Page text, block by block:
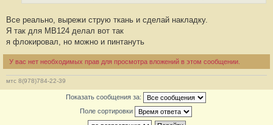
и
#
2
0
Все реально, вырежи струю ткань и сделай накладку.
Я так для MB124 делал вот так
я флокировал, но можно и пинтануть
У вас нет необходимых прав для просмотра вложений в этом сообщении.
мтс 8(978)784-22-39
Показать сообщения за:
Поле сортировки